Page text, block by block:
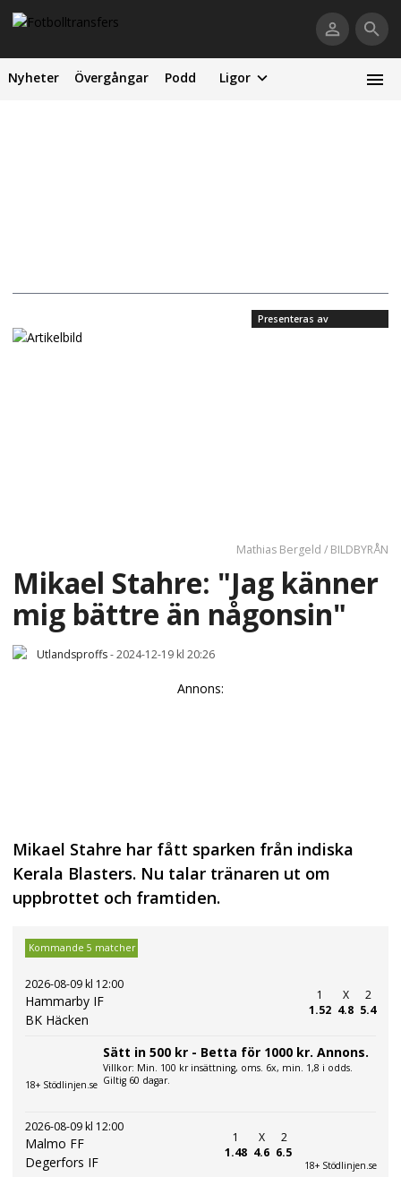
Nyheter Övergångar Podd Ligor
Presenteras av
Mathias Bergeld / BILDBYRÅN
Mikael Stahre: "Jag känner
mig bättre än någonsin"
Utlandsproffs-2024-12-19 kl 20:26
Annons:
Mikael Stahre har fått sparken från indiska
Kerala Blasters. Nu talar tränaren ut om
uppbrottet och framtiden.
Kommande 5 matcher
2026-08-09 kl 12:00
Hammarby IF
BK Häcken
1
1.52
X
4.8
2
5.4
18+ Stödlinjen.se
Sätt in 500 kr - Betta för 1000 kr. Annons.
Villkor: Min. 100 kr insättning, oms. 6x, min. 1,8 i odds.
Giltig 60 dagar.
2026-08-09 kl 12:00
Malmo FF
Degerfors IF
1
1.48
X
4.6
2
6.5
18+ Stödlinjen.se